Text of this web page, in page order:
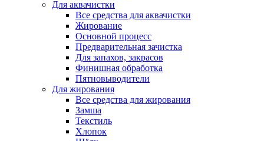
Для аквачистки
Все средства для аквачистки
Жирование
Основной процесс
Предварительная зачистка
Для запахов, закрасов
Финишная обработка
Пятновыводители
Для жирования
Все средства для жирования
Замша
Текстиль
Хлопок